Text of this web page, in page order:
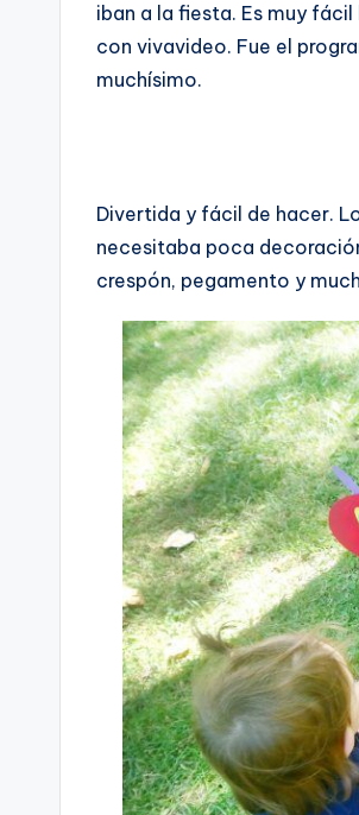
iban a la fiesta. Es muy
con vivavideo. Fue el
muchísimo.
Divertida y fácil de hacer.
necesitaba poca
crespón, pegamento y